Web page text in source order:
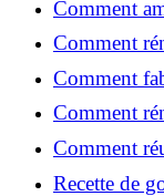
Comment
chaque
Comment
facilement :
Comment
naturel au
Comment
efficacement ?
Comment
pour une
Recette de